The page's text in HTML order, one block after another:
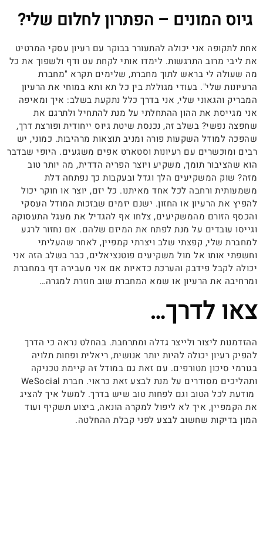
גיוס המונים – הפתרון לחלום שלי?
אחת לתקופה אני יכולה להתעורר בבוקר עם רעיון עסקי המרטיט
את ליבי מרוב התרגשות. לימדו אותי לקחת עט ודף ולשפוך את כל
מה שעולה לי בראש לתוך מחברת, שלימים תקרא "מחברת
הרעיונות שלי". בעודי מגוללת בין כל תא ותא במוחי את הרעיון
המבריק והגאוני שלי, אני בדרך כלל נתקעת בשלב: איך ומאיפה
אני מגייסת את ההון ההתחלתי על מנת להתחיל ולתרגם את
שחפצה נפשי? בשלב זה, נכנסת שיטת גיוס ייחודית ופורצת דרך,
שהפכה למודל השקעות פורה ומניב תוצאות מרהיבות. כמוני, יש
רבים ומוכשרים עם רעיונות וסטארט אפים משגעים. היופי שבדבר
הוא שהציבור תומך, משקיע ויוצר הפריה הדדית, מה יותר טוב
מזה? שוק המשקיעים הלך וגדל ובעקבות כך נפתחה דלת
משמעותית ורחבה לכל אחד מאיתנו. כל יזם, יוצר או חוקר יכול
להפיץ את הרעיון או החזון. ישנם יזמים שבזכות המודל העסקי
והכסף הזורם מהמשקיעים, צלחו אף להגדיל את מעגל התעסוקה
וגייסו עובדים על מנת לפתח את המיזם שלהם. אם נחזור לרגע
למחברת שלי, קפצתי שלב ויצרתי קמפיין, לאחר שהעליתי
וחשפתי אותו אל מול משקיעים פוטנציאלים, כבר בשלב הזה אני
יכולה לקבל פידבק והערכת כדאיות אם אני מעבירה דף במחברת
ומרחיבה את הרעיון או שמא המחברת שוב חוזרת למגרה…
צאו לדרך…
ההזדמנות ליצור ולייצר גדלה ומתרחבת. בהחלט נראה כי הדרך
להפיק רעיון יכולה להיות יותר אנושית, ריאלית ופחות תלויה
בגורמי סיכון מטורפים. עם זאת גם במודל זה קיימת טכניקה
ותהליכים מסודרים על מנת לבצע זאת כראוי. חברת WeSocial
מודעת לכל הטוב וגם לפחות טוב שיש בדרך. למשל איך להציג
את הקמפיין, איך לא ליפול למקרה הונאה, ביצוע תשקיף ועוד
המון בדיקות שחשוב לבצע לפני קבלת ההחלטה.